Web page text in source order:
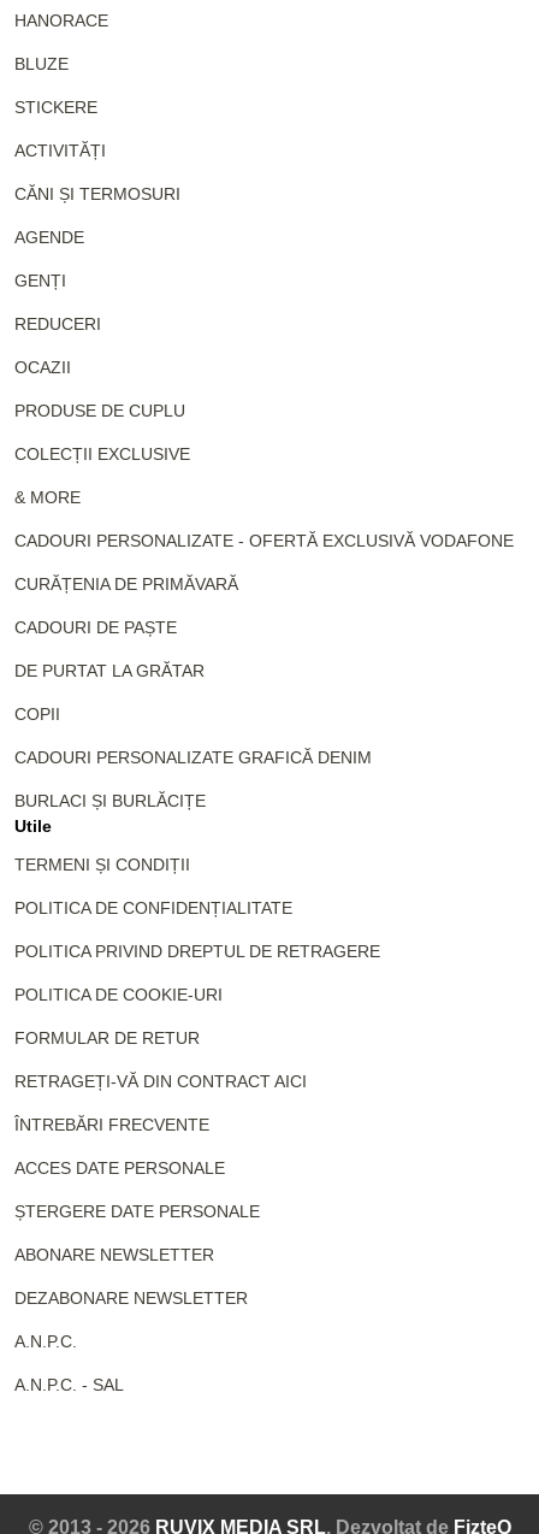
HANORACE
BLUZE
STICKERE
ACTIVITĂȚI
CĂNI ȘI TERMOSURI
AGENDE
GENȚI
REDUCERI
OCAZII
PRODUSE DE CUPLU
COLECȚII EXCLUSIVE
& MORE
CADOURI PERSONALIZATE - OFERTĂ EXCLUSIVĂ VODAFONE
CURĂȚENIA DE PRIMĂVARĂ
CADOURI DE PAȘTE
DE PURTAT LA GRĂTAR
COPII
CADOURI PERSONALIZATE GRAFICĂ DENIM
BURLACI ȘI BURLĂCIȚE
Utile
TERMENI ȘI CONDIȚII
POLITICA DE CONFIDENȚIALITATE
POLITICA PRIVIND DREPTUL DE RETRAGERE
POLITICA DE COOKIE-URI
FORMULAR DE RETUR
RETRAGEȚI-VĂ DIN CONTRACT AICI
ÎNTREBĂRI FRECVENTE
ACCES DATE PERSONALE
ȘTERGERE DATE PERSONALE
ABONARE NEWSLETTER
DEZABONARE NEWSLETTER
A.N.P.C.
A.N.P.C. - SAL
© 2013 - 2026 RUVIX MEDIA SRL. Dezvoltat de FizteQ